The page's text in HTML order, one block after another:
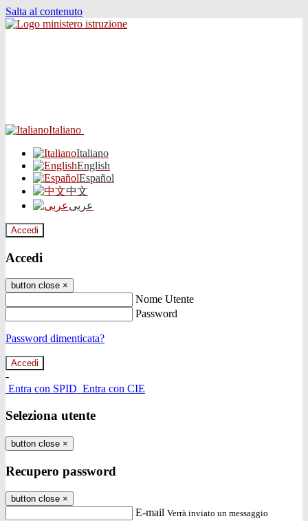
Salta al contenuto
Italiano
Italiano
English
Español
中文
عربى
Accedi
Accedi
button close ×
Nome Utente
Password
Password dimenticata?
-
Entra con SPID Entra con CIE
Seleziona utente
button close ×
Recupero password
button close ×
E-mail Verrà inviato un messaggio